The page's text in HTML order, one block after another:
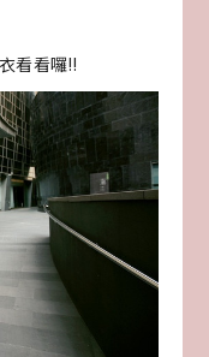
看看囉!!